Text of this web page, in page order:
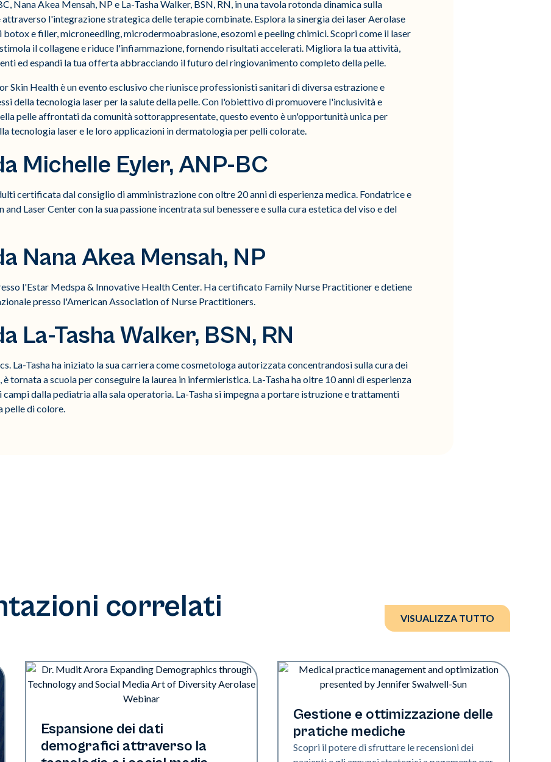
Nana Akea Mensah, NP e La-Tasha Walker, BSN, RN, in una tavola rotonda dinamica sulla
l'integrazione strategica delle terapie combinate. Esplora la sinergia dei laser Aerolase
botox e filler, microneedling, microdermoabrasione, esozomi e peeling chimici. Scopri come il laser
il collagene e riduce l'infiammazione, fornendo risultati accelerati. Migliora la tua attività,
ed espandi la tua offerta abbracciando il futuro del ringiovanimento completo della pelle.
Skin Health è un evento esclusivo che riunisce professionisti sanitari di diversa estrazione e
della tecnologia laser per la salute della pelle. Con l'obiettivo di promuovere l'inclusività e
pelle affrontati da comunità sottorappresentate, questo evento è un'opportunità unica per
tecnologia laser e le loro applicazioni in dermatologia per pelli colorate.
Michelle Eyler, ANP-BC
certificata dal consiglio di amministrazione con oltre 20 anni di esperienza medica. Fondatrice e
Laser Center con la sua passione incentrata sul benessere e sulla cura estetica del viso e del
Nana Akea Mensah, NP
l'Estar Medspa & Innovative Health Center. Ha certificato Family Nurse Practitioner e detiene
presso l'American Association of Nurse Practitioners.
La-Tasha Walker, BSN, RN
La-Tasha ha iniziato la sua carriera come cosmetologa autorizzata concentrandosi sulla cura dei
tornata a scuola per conseguire la laurea in infermieristica. La-Tasha ha oltre 10 anni di esperienza
dalla pediatria alla sala operatoria. La-Tasha si impegna a portare istruzione e trattamenti
pelle di colore.
correlati VISUALIZZA TUTTO
Art of Diversity
Espansione dei dati
demografici attraverso la
Art of Diversity
Gestione e ottimizzazione delle
pratiche mediche
Scopri il potere di sfruttare le recensioni dei